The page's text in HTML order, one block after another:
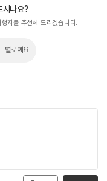
시나요?
지를 추천해 드리겠습니다.
별로예요